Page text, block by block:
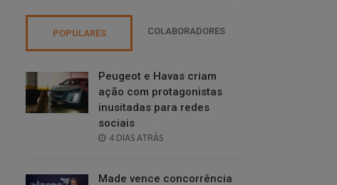
POPULARES COLABORADORES
Peugeot e Havas criam
ação com protagonistas
inusitadas para redes
sociais
POSTED
4 DIAS ATRÁS
Made vence concorrência